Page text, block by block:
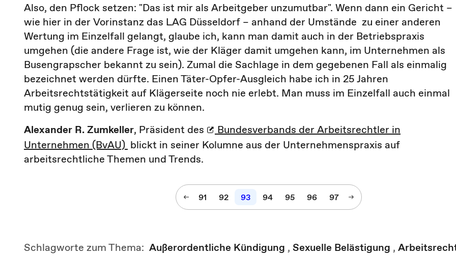
Also, den Pflock setzen: "Das ist mir als Arbeitgeber unzumutbar". Wenn dann ein Gericht –
wie hier in der Vorinstanz das LAG Düsseldorf – anhand der Umstände zu einer anderen
Wertung im Einzelfall gelangt, glaube ich, kann man damit auch in der Betriebspraxis
umgehen (die andere Frage ist, wie der Kläger damit umgehen kann, im Unternehmen als
Busengrapscher bekannt zu sein). Zumal die Sachlage in dem gegebenen Fall als einmalig
bezeichnet werden dürfte. Einen Täter-Opfer-Ausgleich habe ich in 25 Jahren
Arbeitsrechtstätigkeit auf Klägerseite noch nie erlebt. Man muss im Einzelfall auch einmal
mutig genug sein, verlieren zu können.
Alexander R. Zumkeller, Präsident des
Bundesverbands der Arbeitsrechtler in
Unternehmen (BvAU) blickt in seiner Kolumne aus der Unternehmenspraxis auf
arbeitsrechtliche Themen und Trends.
91 92 93 94 95 96 97
Schlagworte zum Thema: Außerordentliche Kündigung , Sexuelle Belästigung ,